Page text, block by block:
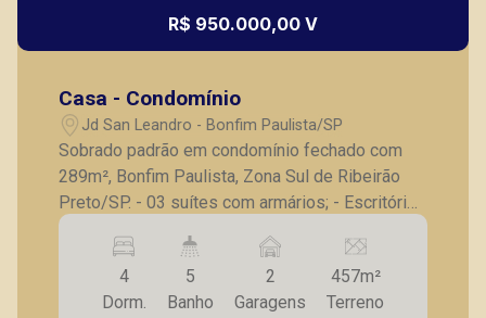
R$ 950.000,00 V
Casa - Condomínio
Jd San Leandro - Bonfim Paulista/SP
Sobrado padrão em condomínio fechado com
289m², Bonfim Paulista, Zona Sul de Ribeirão
Preto/SP. - 03 suítes com armários; - Escritório;
- Sala para 2 ambientes; - Sala de TV; - Lavabo; -
Cozinha com armários; - Lavanderia com
armários; - Quarto de serviço; - Banheiro de
serviço; - Área gourmet com churrasqueira; -
4
Dorm.
5
Banho
2
Garagens
457m²
Terreno